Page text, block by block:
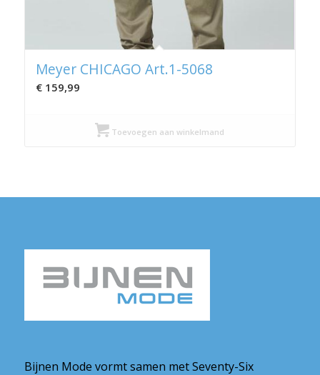
Meyer CHICAGO Art.1-5068
€159,99
Toevoegen aan winkelmand
Bijnen Mode vormt samen met Seventy-Six